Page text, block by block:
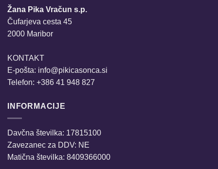
Žana Pika Vračun s.p.
Čufarjeva cesta 45
2000 Maribor
KONTAKT
E-pošta: info@pikicasonca.si
Telefon: +386 41 948 827
INFORMACIJE
Davčna številka: 17815100
Zavezanec za DDV: NE
Matična številka: 8409366000